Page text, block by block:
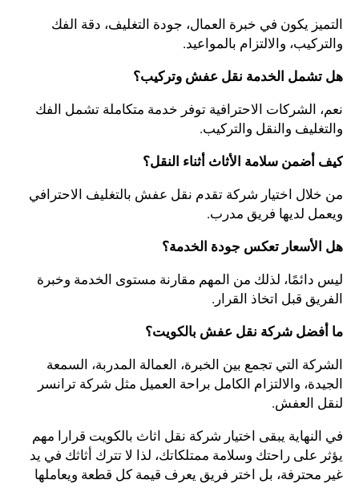
التميز يكون في خبرة العمال، جودة التغليف، دقة الفك
والتركيب، والالتزام بالمواعيد.
هل تشمل الخدمة نقل عفش وتركيب؟
نعم، الشركات الاحترافية توفر خدمة متكاملة تشمل الفك
والتغليف والنقل والتركيب.
كيف أضمن سلامة الأثاث أثناء النقل؟
من خلال اختيار شركة تقدم نقل عفش بالتغليف الاحترافي
ويعمل لديها فريق مدرب.
هل الأسعار تعكس جودة الخدمة؟
ليس دائمًا، لذلك من المهم مقارنة مستوى الخدمة وخبرة
الفريق قبل اتخاذ القرار.
ما أفضل شركة نقل عفش بالكويت؟
الشركة التي تجمع بين الخبرة، العمالة المدربة، السمعة
الجيدة، والالتزام الكامل براحة العميل مثل شركة ترانسر
لنقل العفش.
في النهاية يبقى اختيار شركة نقل اثاث بالكويت قرارا مهم
يؤثر على راحتك وسلامة ممتلكاتك، لذا لا تترك أثاثك في يد
غير محترفة، بل اختر فريق يعرف قيمة كل قطعة ويعاملها